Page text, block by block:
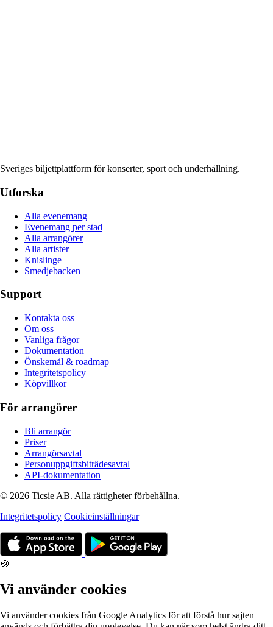
Sveriges biljettplattform för konserter, sport och underhållning.
Utforska
Alla evenemang
Evenemang per stad
Alla arrangörer
Alla artister
Knislinge
Smedjebacken
Support
Kontakta oss
Om oss
Vanliga frågor
Dokumentation
Önskemål & roadmap
Integritetspolicy
Köpvillkor
För arrangörer
Bli arrangör
Priser
Arrangörsavtal
Personuppgiftsbiträdesavtal
API-dokumentation
© 2026 Ticsie AB. Alla rättigheter förbehållna.
Integritetspolicy Cookieinställningar
🍪
Vi använder cookies
Vi använder cookies från Google Analytics för att förstå hur sajten